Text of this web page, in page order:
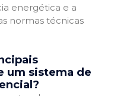
energética e a
normas técnicas
um sistema de